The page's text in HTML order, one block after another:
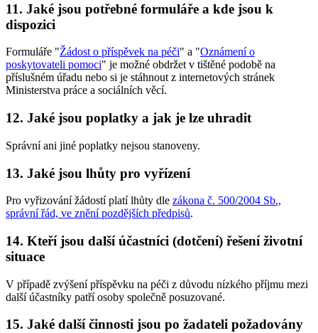
11. Jaké jsou potřebné formuláře a kde jsou k
dispozici
Formuláře "Žádost o příspěvek na péči" a "Oznámení o
poskytovateli pomoci" je možné obdržet v tištěné podobě na
příslušném úřadu nebo si je stáhnout z internetových stránek
Ministerstva práce a sociálních věcí.
12. Jaké jsou poplatky a jak je lze uhradit
Správní ani jiné poplatky nejsou stanoveny.
13. Jaké jsou lhůty pro vyřízení
Pro vyřizování žádostí platí lhůty dle zákona č. 500/2004 Sb.,
správní řád, ve znění pozdějších předpisů.
14. Kteří jsou další účastníci (dotčení) řešení životní
situace
V případě zvýšení příspěvku na péči z důvodu nízkého příjmu mezi
další účastníky patří osoby společně posuzované.
15. Jaké další činnosti jsou po žadateli požadovány